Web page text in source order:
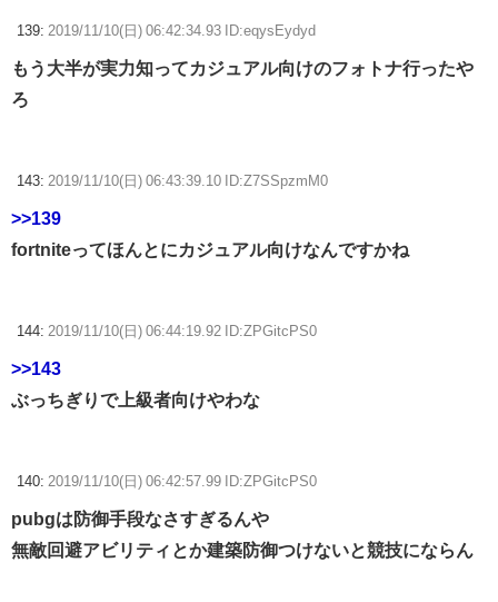
139: 2019/11/10(日) 06:42:34.93 ID:eqysEydyd
もう大半が実力知ってカジュアル向けのフォトナ行ったや
ろ
143: 2019/11/10(日) 06:43:39.10 ID:Z7SSpzmM0
>>139
fortniteってほんとにカジュアル向けなんですかね
144: 2019/11/10(日) 06:44:19.92 ID:ZPGitcPS0
>>143
ぶっちぎりで上級者向けやわな
140: 2019/11/10(日) 06:42:57.99 ID:ZPGitcPS0
pubgは防御手段なさすぎるんや
無敵回避アビリティとか建築防御つけないと競技にならん